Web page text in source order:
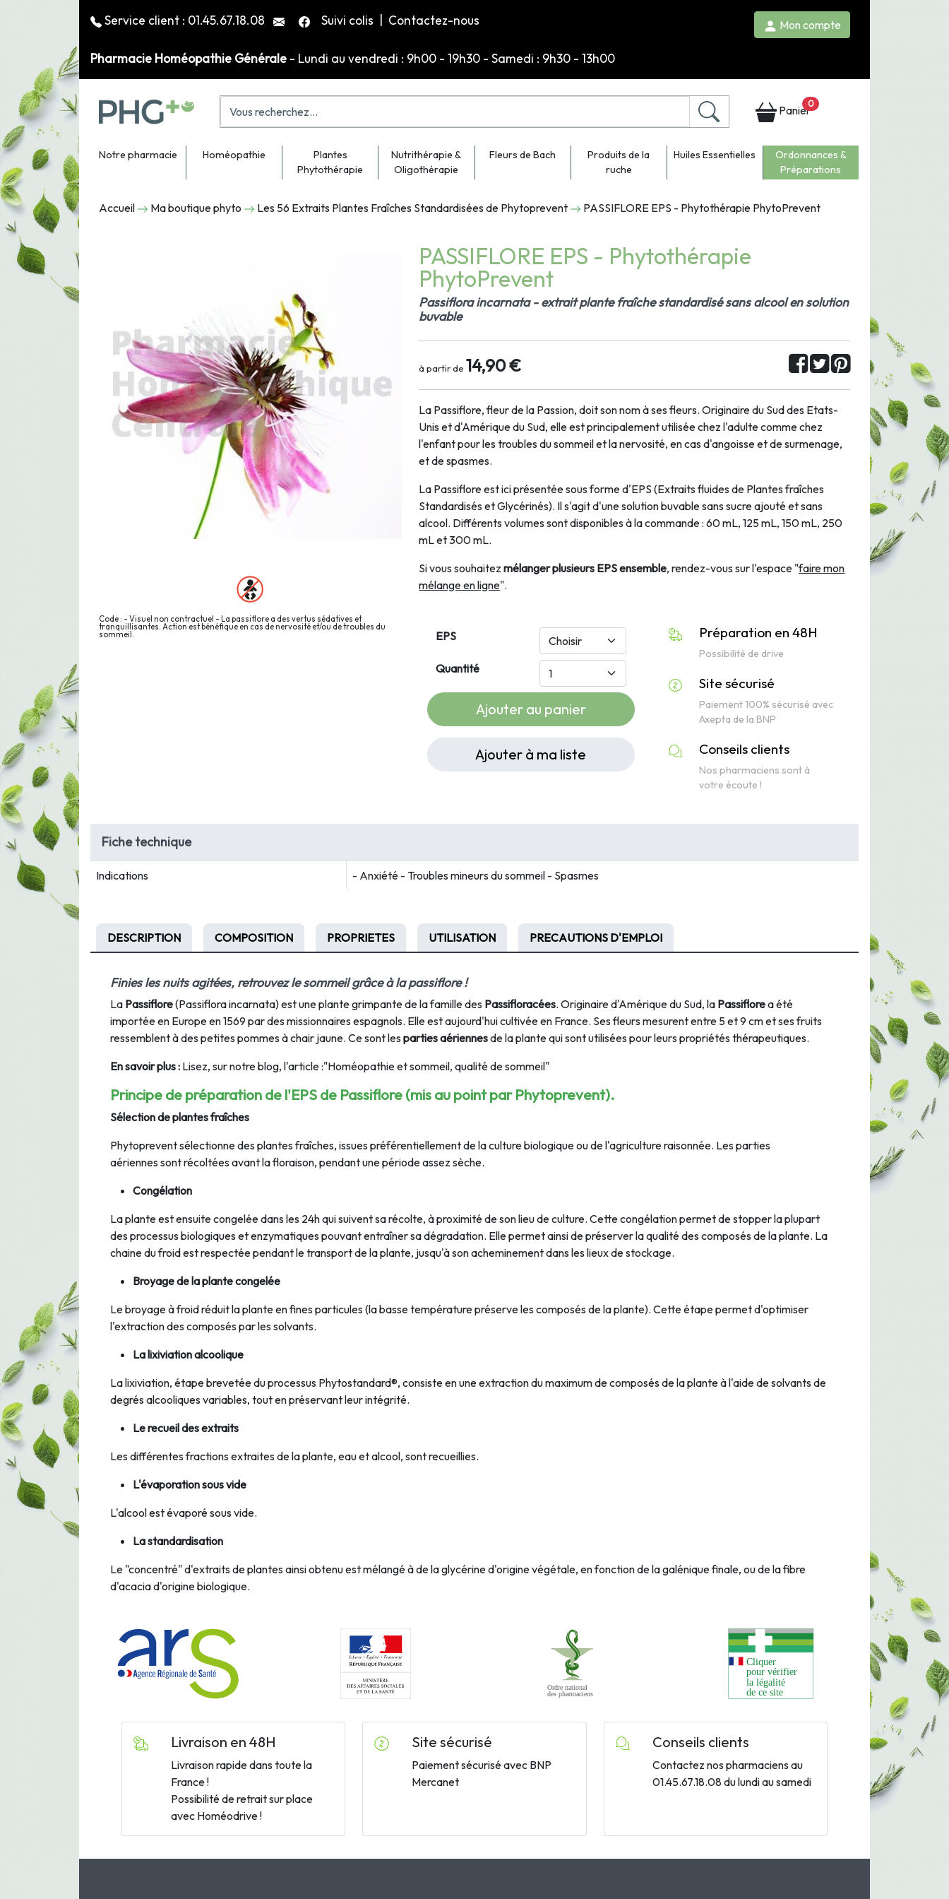
Service client : 01.45.67.18.08 Suivi colis Contactez-nous Mon compte
Pharmacie Homéopathie Générale - Lundi au vendredi : 9h00 - 19h30 - Samedi : 9h30 - 13h00
Panier0
Notre pharmacie Homéopathie
Plantes
Phytothérapie
Nutrithérapie &
Oligothérapie
Fleurs de Bach
Produits de la
ruche
Huiles Essentielles
Ordonnances &
Préparations
Accueil Ma boutique phyto Les 56 Extraits Plantes Fraîches Standardisées de Phytoprevent PASSIFLORE EPS - Phytothérapie PhytoPrevent
Code : - Visuel non contractuel - La passiflore a des vertus sédatives et
tranquillisantes. Action est bénéfique en cas de nervosité et/ou de troubles du
sommeil.
PASSIFLORE EPS - Phytothérapie
PhytoPrevent
Passiflora incarnata - extrait plante fraîche standardisé sans alcool en solution
buvable
à partir de 14,90 €
La Passiflore, fleur de la Passion, doit son nom à ses fleurs. Originaire du Sud des Etats-
Unis et d'Amérique du Sud, elle est principalement utilisée chez l'adulte comme chez
l'enfant pour les troubles du sommeil et la nervosité, en cas d'angoisse et de surmenage,
et de spasmes.
La Passiflore est ici présentée sous forme d'EPS (Extraits fluides de Plantes fraîches
Standardisés et Glycérinés). Il s'agit d'une solution buvable sans sucre ajouté et sans
alcool. Différents volumes sont disponibles à la commande : 60 mL, 125 mL, 150 mL, 250
mL et 300 mL.
Si vous souhaitezmélanger plusieurs EPS ensemble, rendez-vous sur l'espace "faire mon
mélange en ligne".
EPS
Quantité
Ajouter au panier
Ajouter à ma liste
Préparation en 48H
Possibilité de drive
Site sécurisé
Paiement 100% sécurisé avec
Axepta de la BNP
Conseils clients
Nos pharmaciens sont à
votre écoute !
Fiche technique
Indications - Anxiété - Troubles mineurs du sommeil - Spasmes
DESCRIPTION COMPOSITION PROPRIETES UTILISATION PRECAUTIONS D'EMPLOI
Finies les nuits agitées, retrouvez le sommeil grâce à la passiflore !
La Passiflore(Passiflora incarnata) est une plante grimpante de la famille des Passifloracées. Originaire d'Amérique du Sud, la Passiflorea été
importée en Europe en 1569 par des missionnaires espagnols. Elle est aujourd'hui cultivée en France. Ses fleurs mesurent entre 5 et 9 cm et ses fruits
ressemblent à des petites pommes à chair jaune. Ce sont les parties aériennesde la plante qui sont utilisées pour leurs propriétés thérapeutiques.
En savoir plus : Lisez, sur notre blog, l'article :"Homéopathie et sommeil, qualité de sommeil"
Principe de préparation de l'EPS de Passiflore (mis au point par Phytoprevent).
Sélection de plantes fraîches
Phytoprevent sélectionne des plantes fraîches, issues préférentiellement de la culture biologique ou de l'agriculture raisonnée. Les parties
aériennes sont récoltées avant la floraison, pendant une période assez sèche.
Congélation
La plante est ensuite congelée dans les 24h qui suivent sa récolte, à proximité de son lieu de culture. Cette congélation permet de stopper la plupart
des processus biologiques et enzymatiques pouvant entraîner sa dégradation. Elle permet ainsi de préserver la qualité des composés de la plante. La
chaine du froid est respectée pendant le transport de la plante, jusqu'à son acheminement dans les lieux de stockage.
Broyage de la plante congelée
Le broyage à froid réduit la plante en fines particules (la basse température préserve les composés de la plante). Cette étape permet d'optimiser
l'extraction des composés par les solvants.
La lixiviation alcoolique
La lixiviation, étape brevetée du processus Phytostandard®, consiste en une extraction du maximum de composés de la plante à l'aide de solvants de
degrés alcooliques variables, tout en préservant leur intégrité.
Le recueil des extraits
Les différentes fractions extraites de la plante, eau et alcool, sont recueillies.
L'évaporation sous vide
L'alcool est évaporé sous vide.
La standardisation
Le "concentré" d'extraits de plantes ainsi obtenu est mélangé à de la glycérine d'origine végétale, en fonction de la galénique finale, ou de la fibre
d'acacia d'origine biologique.
Livraison en 48H
Livraison rapide dans toute la
France !
Possibilité de retrait sur place
avec Homéodrive !
Site sécurisé
Paiement sécurisé avec BNP
Mercanet
Conseils clients
Contactez nos pharmaciens au
01.45.67.18.08 du lundi au samedi